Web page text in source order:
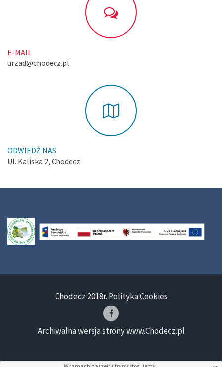
E-MAIL
urzad@chodecz.pl
ODWIEDŹ NAS
Ul. Kaliska 2, Chodecz
Chodecz 2018r. Polityka Cookies
Archiwalna wersja strony www.Chodecz.pl